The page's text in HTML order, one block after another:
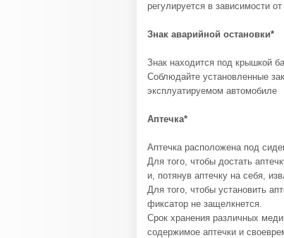
регулируется в зависимости
Знак аварийной остановки*
Знак находится под крышкой
Соблюдайте установленные
эксплуатируемом автомобиле
Аптечка*
Аптечка расположена под
Для того, чтобы достать
и, потянув аптечку на себя,
Для того, чтобы установить
фиксатор не защелкнется.
Срок хранения различных
содержимое аптечки и